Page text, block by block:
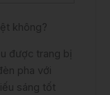
không?
được trang bị
pha với
sáng tốt